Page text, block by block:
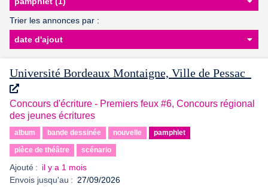
Trier les annonces par :
Université Bordeaux Montaigne, Ville de Pessac
Concours d'écriture - Premiers feux #6, Concours régional
des jeunes écritures
album bande dessinée nouvelle pamphlet
pièce de théâtre scénario
Ajouté : il y a 1 mois
Envois jusqu'au : 27/09/2026